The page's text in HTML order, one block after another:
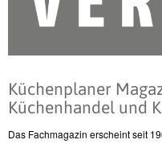
Küchenplaner
Küchenhandel und
Das Fachmagazin erscheint seit